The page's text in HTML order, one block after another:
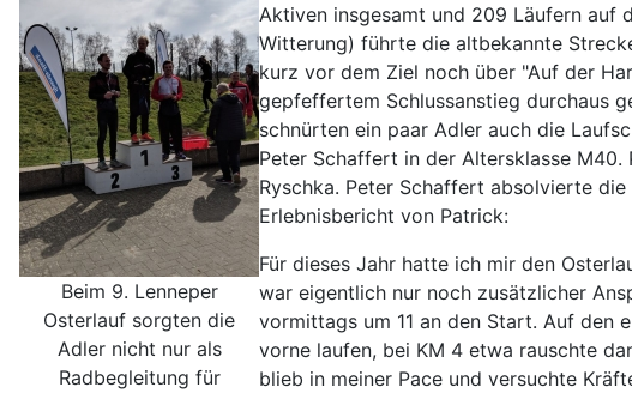
Beim 9. Lenneper
Osterlauf sorgten die
Adler nicht nur als
Radbegleitung für
Aktiven insgesamt und 209 Läufern auf
Witterung) führte die altbekannte
kurz vor dem Ziel noch über "Auf der
gepfeffertem Schlussanstieg durchaus
schnürten ein paar Adler auch die
Peter Schaffert in der Altersklasse
Ryschka. Peter Schaffert absolvierte
Erlebnisbericht von Patrick:
Für dieses Jahr hatte ich mir den
war eigentlich nur noch zusätzlicher
vormittags um 11 an den Start. Auf den
vorne laufen, bei KM 4 etwa rauschte
blieb in meiner Pace und versuchte